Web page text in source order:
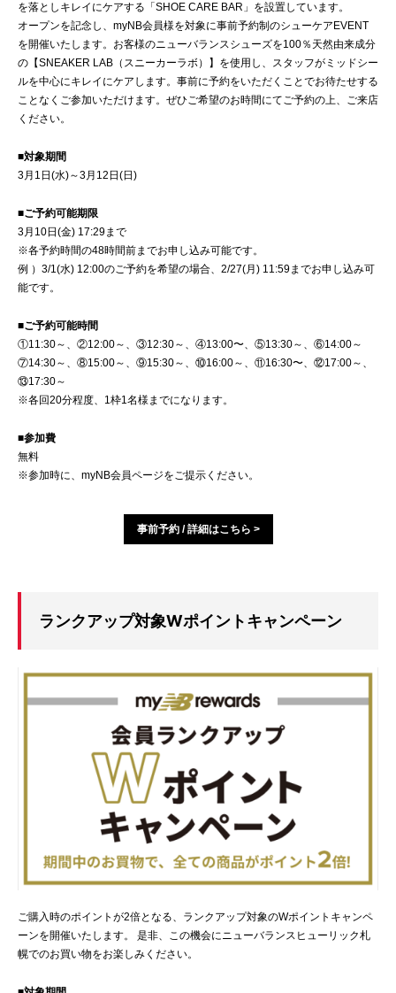
を落としキレイにケアする「SHOE CARE BAR」を設置しています。
オープンを記念し、myNB会員様を対象に事前予約制のシューケアEVENT
を開催いたします。お客様のニューバランスシューズを100％天然由来成分
の【SNEAKER LAB（スニーカーラボ）】を使用し、スタッフがミッドシー
ルを中心にキレイにケアします。事前に予約をいただくことでお待たせする
ことなくご参加いただけます。ぜひご希望のお時間にてご予約の上、ご来店
ください。
■対象期間
3月1日(水)～3月12日(日)
■ご予約可能期限
3月10日(金) 17:29まで
※各予約時間の48時間前までお申し込み可能です。
例 ）3/1(水) 12:00のご予約を希望の場合、2/27(月) 11:59までお申し込み可
能です。
■ご予約可能時間
①11:30～、②12:00～、③12:30～、④13:00〜、⑤13:30～、⑥14:00～
⑦14:30～、⑧15:00～、⑨15:30～、⑩16:00～、⑪16:30〜、⑫17:00～、
⑬17:30～
※各回20分程度、1枠1名様までになります。
■参加費
無料
※参加時に、myNB会員ページをご提示ください。
事前予約 / 詳細はこちら >
ランクアップ対象Wポイントキャンペーン
ご購入時のポイントが2倍となる、ランクアップ対象のWポイントキャンペ
ーンを開催いたします。 是非、この機会にニューバランスヒューリック札
幌でのお買い物をお楽しみください。